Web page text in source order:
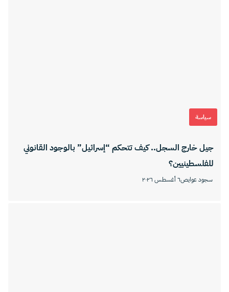
سياسة
جيل خارج السجل.. كيف تتحكم “إسرائيل” بالوجود القانوني
للفلسطينيين؟
سجود عوايص٦ أغسطس ٢٠٢٦